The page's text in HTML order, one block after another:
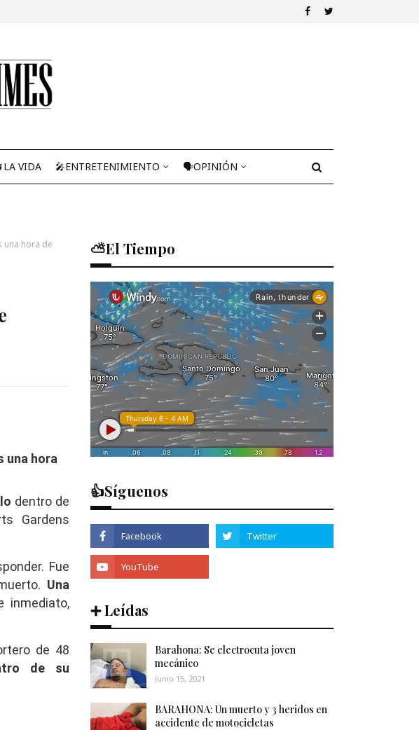
VIDA 🎤ENTRETENIMIENTO 🗣OPINIÓN
una hora de
una hora
dentro de
Gardens
Fue
Una
inmediato,
de 48
de su
⛅El Tiempo
👍Síguenos
➕ Leídas
Barahona: Se electrocuta joven
mecánico
Junio 15, 2021
BARAHONA: Un muerto y 3 heridos en
accidente de motocicletas